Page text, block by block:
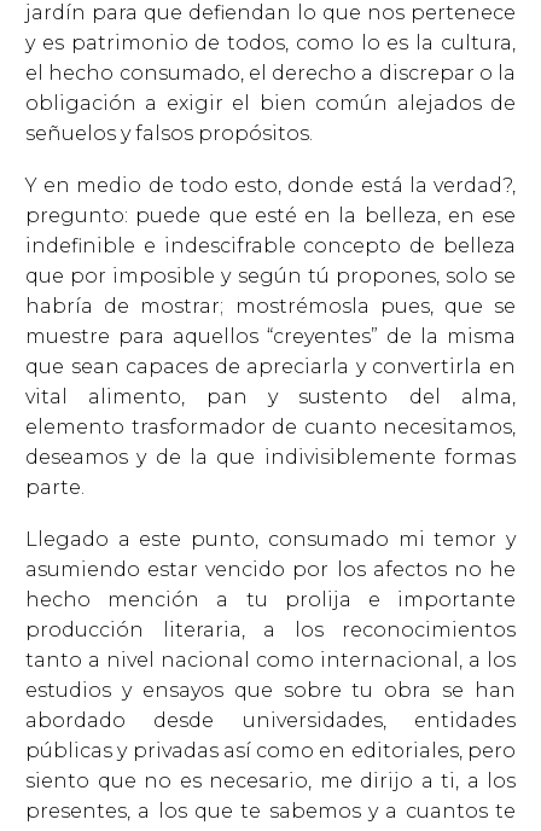
jardín para que defiendan lo que nos pertenece
y es patrimonio de todos, como lo es la cultura,
el hecho consumado, el derecho a discrepar o la
obligación a exigir el bien común alejados de
señuelos y falsos propósitos.
Y en medio de todo esto, donde está la verdad?,
pregunto: puede que esté en la belleza, en ese
indefinible e indescifrable concepto de belleza
que por imposible y según tú propones, solo se
habría de mostrar; mostrémosla pues, que se
muestre para aquellos “creyentes” de la misma
que sean capaces de apreciarla y convertirla en
vital alimento, pan y sustento del alma,
elemento trasformador de cuanto necesitamos,
deseamos y de la que indivisiblemente formas
parte.
Llegado a este punto, consumado mi temor y
asumiendo estar vencido por los afectos no he
hecho mención a tu prolija e importante
producción literaria, a los reconocimientos
tanto a nivel nacional como internacional, a los
estudios y ensayos que sobre tu obra se han
abordado desde universidades, entidades
públicas y privadas así como en editoriales, pero
siento que no es necesario, me dirijo a ti, a los
presentes, a los que te sabemos y a cuantos te